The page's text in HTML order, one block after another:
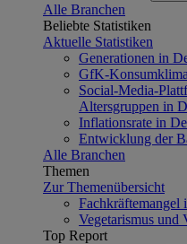
Alle Branchen
Beliebte Statistiken
Aktuelle Statistiken
Generationen in
GfK-
Social-Media-
Altersgruppen in
Inflationsrate in
Entwicklung der
Alle Branchen
Themen
Zur Themenübersicht
Fachkräftemangel
Vegetarismus und
Top Report